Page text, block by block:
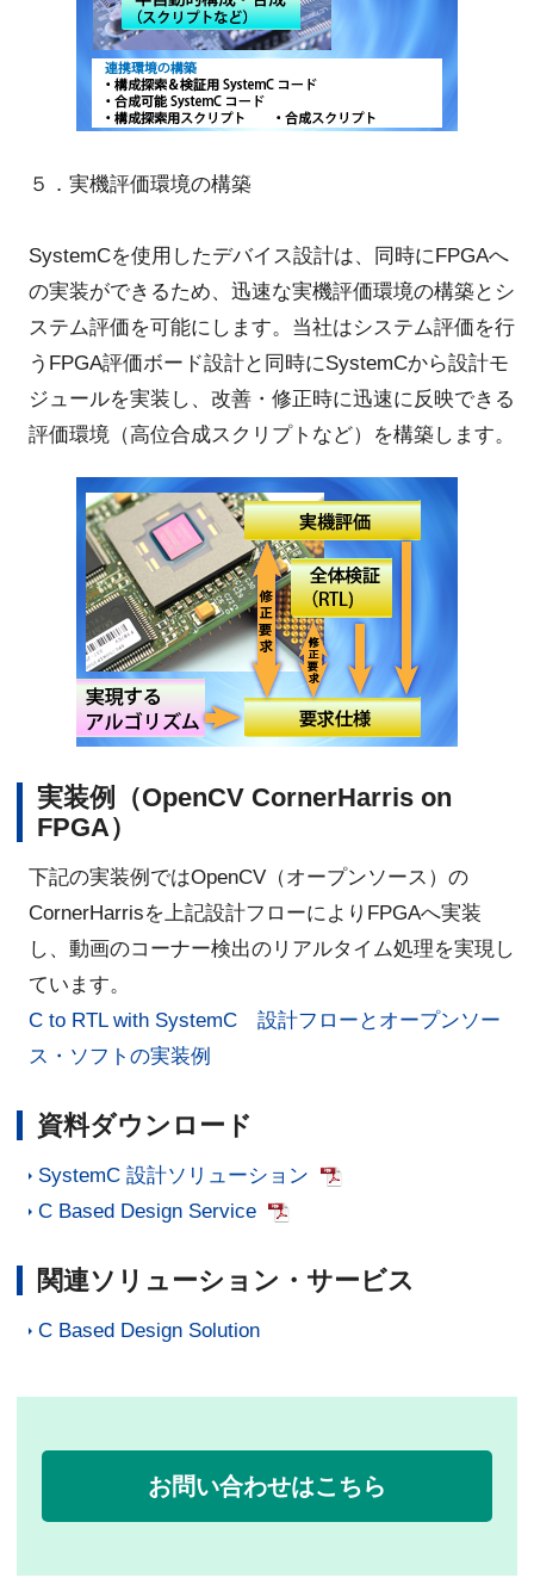
５．実機評価環境の構築
SystemCを使用したデバイス設計は、同時にFPGAへ
の実装ができるため、迅速な実機評価環境の構築とシ
ステム評価を可能にします。当社はシステム評価を行
うFPGA評価ボード設計と同時にSystemCから設計モ
ジュールを実装し、改善・修正時に迅速に反映できる
評価環境（高位合成スクリプトなど）を構築します。
実装例（OpenCV CornerHarris on
FPGA）
下記の実装例ではOpenCV（オープンソース）の
CornerHarrisを上記設計フローによりFPGAへ実装
し、動画のコーナー検出のリアルタイム処理を実現し
ています。
C to RTL with SystemC 設計フローとオープンソー
ス・ソフトの実装例
資料ダウンロード
SystemC 設計ソリューション
C Based Design Service
関連ソリューション・サービス
C Based Design Solution
お問い合わせはこちら